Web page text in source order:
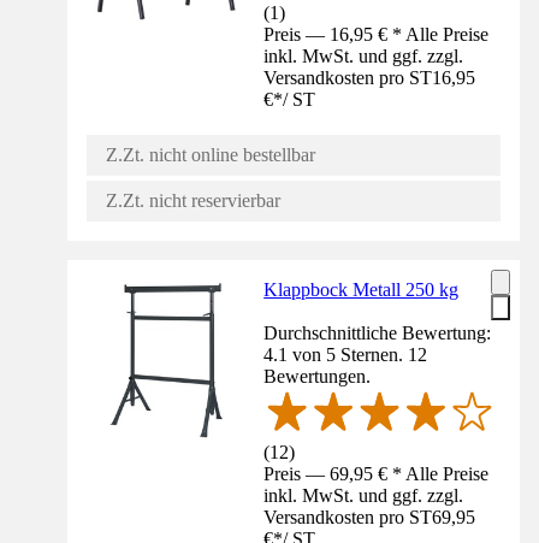
(1)
Preis — 16,95 € * Alle Preise
inkl. MwSt. und ggf. zzgl.
Versandkosten pro ST16,95
€*/ ST
Z.Zt. nicht online bestellbar
Z.Zt. nicht reservierbar
Klappbock Metall 250 kg
Durchschnittliche Bewertung:
4.1 von 5 Sternen. 12
Bewertungen.
(12)
Preis — 69,95 € * Alle Preise
inkl. MwSt. und ggf. zzgl.
Versandkosten pro ST69,95
€*/ ST